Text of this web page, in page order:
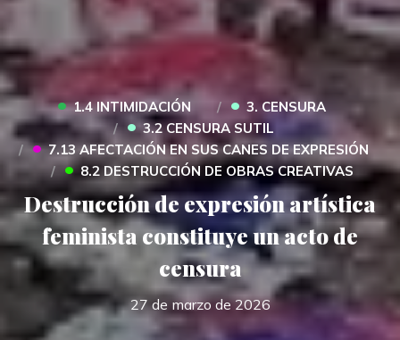
• 1.4 INTIMIDACIÓN • 3. CENSURA
• 3.2 CENSURA SUTIL
• 7.13 AFECTACIÓN EN SUS CANES DE EXPRESIÓN
• 8.2 DESTRUCCIÓN DE OBRAS CREATIVAS
Destrucción de expresión artística
feminista constituye un acto de
censura
27 de marzo de 2026